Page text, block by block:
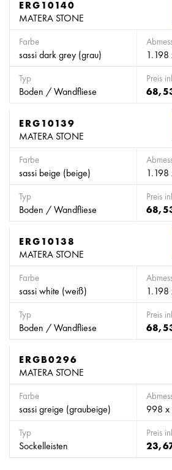
ERG10140
MATERA STONE
Farbe
sassi dark grey (grau)
Typ
Boden / Wandfliese
Preis
ERG10139
MATERA STONE
Farbe
sassi beige (beige)
Typ
Boden / Wandfliese
Preis
ERG10138
MATERA STONE
Farbe
sassi white (weiß)
Typ
Boden / Wandfliese
Preis
ERGB0296
MATERA STONE
Farbe
sassi greige (graubeige) 998 x
Typ
Sockelleisten
Preis